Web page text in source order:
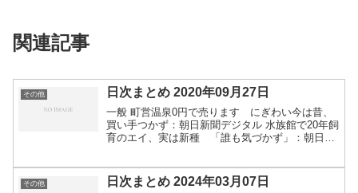
関連記事
その他 日次まとめ 2020年09月27日
一般 町営温泉0円で売ります にぎわい今は昔、
買い手つかず：朝日新聞デジタル 水族館で20年飼
育のエイ、実は新種 「誰も気づかず」：朝日新
その他 日次まとめ 2024年03月07日